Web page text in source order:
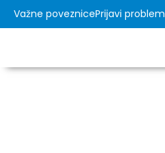
Važne poveznicePrijavi problem